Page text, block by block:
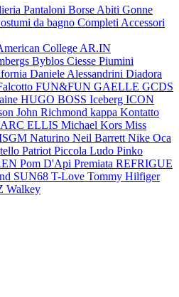
Pantaloni Borse Abiti Gonne
da bagno Completi Accessori
College AR.IN
Byblos Ciesse Piumini
Daniele Alessandrini Diadora
FUN&FUN GAELLE GCDS
HUGO BOSS Iceberg ICON
John Richmond kappa Kontatto
ELLIS Michael Kors Miss
Naturino Neil Barrett Nike Oca
Patriot Piccola Ludo Pinko
Pom D'Api Premiata REFRIGUE
SUN68 T-Love Tommy Hilfiger
Walkey